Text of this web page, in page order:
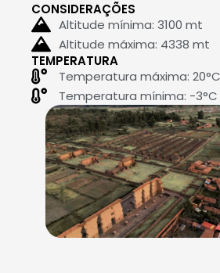
CONSIDERAÇÕES
Altitude mínima: 3100 mt
Altitude máxima: 4338 mt
TEMPERATURA
Temperatura máxima: 20°C
Temperatura mínima: -3°C